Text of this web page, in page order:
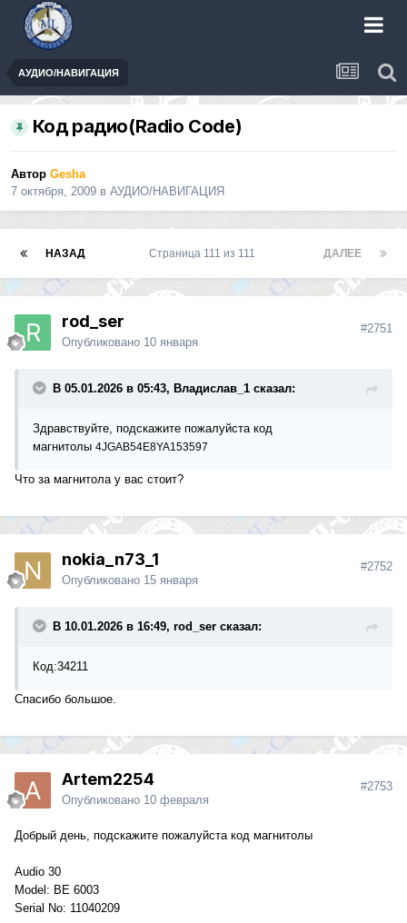
АУДИО/НАВИГАЦИЯ
Код радио(Radio Code)
Автор Gesha
7 октября, 2009 в АУДИО/НАВИГАЦИЯ
НАЗАД ДАЛЕЕ
Страница 111 из 111
rod_ser
Опубликовано 10 января
#2751
В 05.01.2026 в 05:43, Владислав_1 сказал:
Здравствуйте, подскажите пожалуйста код
магнитолы 4JGAB54E8YA153597
Что за магнитола у вас стоит?
nokia_n73_1
Опубликовано 15 января
#2752
В 10.01.2026 в 16:49, rod_ser сказал:
Код:34211
Спасибо большое.
Artem2254
Опубликовано 10 февраля
#2753
Добрый день, подскажите пожалуйста код магнитолы
Audio 30
Model: BE 6003
Serial No: 11040209